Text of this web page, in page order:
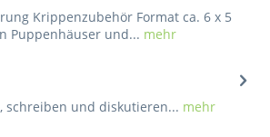
Krippenzubehör Format ca. 6 x 5
Puppenhäuser und... mehr
schreiben und diskutieren... mehr